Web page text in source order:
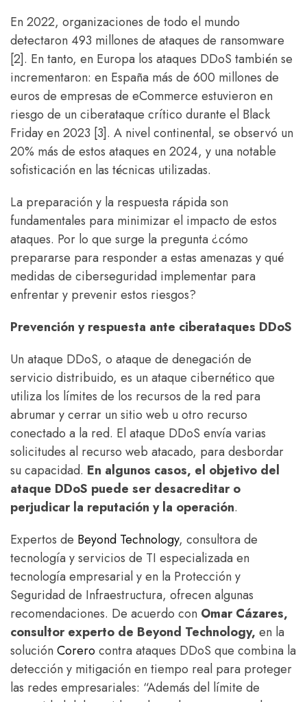
En 2022, organizaciones de todo el mundo
detectaron 493 millones de ataques de ransomware
[2]. En tanto, en Europa los ataques DDoS también se
incrementaron: en España más de 600 millones de
euros de empresas de eCommerce estuvieron en
riesgo de un ciberataque crítico durante el Black
Friday en 2023 [3]. A nivel continental, se observó un
20% más de estos ataques en 2024, y una notable
sofisticación en las técnicas utilizadas.
La preparación y la respuesta rápida son
fundamentales para minimizar el impacto de estos
ataques. Por lo que surge la pregunta ¿cómo
prepararse para responder a estas amenazas y qué
medidas de ciberseguridad implementar para
enfrentar y prevenir estos riesgos?
Prevención y respuesta ante ciberataques DDoS
Un ataque DDoS, o ataque de denegación de
servicio distribuido, es un ataque cibernético que
utiliza los límites de los recursos de la red para
abrumar y cerrar un sitio web u otro recurso
conectado a la red. El ataque DDoS envía varias
solicitudes al recurso web atacado, para desbordar
su capacidad. En algunos casos, el objetivo del
ataque DDoS puede ser desacreditar o
perjudicar la reputación y la operación.
Expertos de Beyond Technology, consultora de
tecnología y servicios de TI especializada en
tecnología empresarial y en la Protección y
Seguridad de Infraestructura, ofrecen algunas
recomendaciones. De acuerdo con Omar Cázares,
consultor experto de Beyond Technology, en la
solución Corero contra ataques DDoS que combina la
detección y mitigación en tiempo real para proteger
las redes empresariales: “Además del límite de